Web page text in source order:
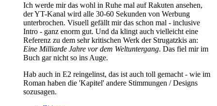
Ich werde mir das wohl in Ruhe mal auf Rakuten ansehen,
der YT-Kanal wird alle 30-60 Sekunden von Werbung
unterbrochen. Visuell gefällt mir das schon mal - inclusive
Intro - ganz enorm gut. Und da klingt auch vielleicht eine
Referenz zu dem sehr kritischen Werk der Strugatzkis an:
Eine Milliarde Jahre vor dem Weltuntergang. Das fiel mir im
Buch gar nicht so ins Auge.
Hab auch in E2 reingelinst, das ist auch toll gemacht - wie im
Roman haben die 'Kapitel' andere Stimmungen / Designs
sozusagen.